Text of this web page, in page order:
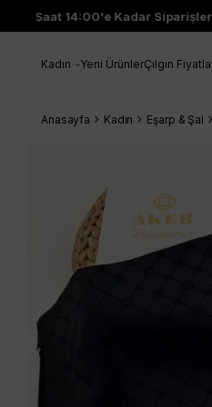
Saat 14:00'e Kadar Siparişler
Kadın Yeni ÜrünlerÇılgın
Anasayfa Kadın Eşarp & Şal